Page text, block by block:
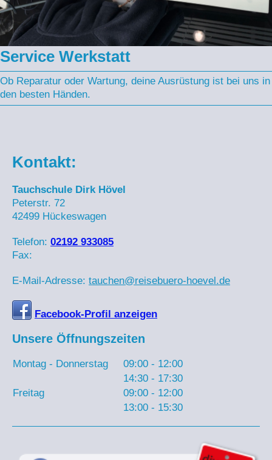
Service Werkstatt
Ob Reparatur oder Wartung, deine Ausrüstung ist bei uns in
den besten Händen.
Kontakt:
Tauchschule Dirk Hövel
Peterstr. 72
42499 Hückeswagen
Telefon: 02192 933085
Fax:
E-Mail-Adresse: tauchen@reisebuero-hoevel.de
Facebook-Profil anzeigen
Unsere Öffnungszeiten
Montag - Donnerstag 09:00 - 12:00
14:30 - 17:30
Freitag
09:00 - 12:00
13:00 - 15:30